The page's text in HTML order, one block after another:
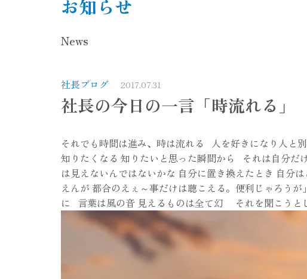
お知らせ
News
社長ブログ 2017.07.31
社長の今日の一言「時流れる」
それでも時間は進み、時は流れる 人を好きになり人と
知りたくなる 知りたいと思った瞬間から それは自分だ
は見えないんではないかな 自分に置き換えたとき 自分
えんが 都合のえぇ～事だけは聴こえる。便利じゃろう
に 言葉は風の音 見えるものは全て幻 それを聞こう